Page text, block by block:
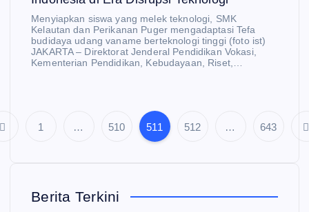
Menyiapkan siswa yang melek teknologi, SMK
Kelautan dan Perikanan Puger mengadaptasi Tefa
budidaya udang vaname berteknologi tinggi (foto ist)
JAKARTA – Direktorat Jenderal Pendidikan Vokasi,
Kementerian Pendidikan, Kebudayaan, Riset,…
P
1 … 510 511 512 … 643
Berita Terkini